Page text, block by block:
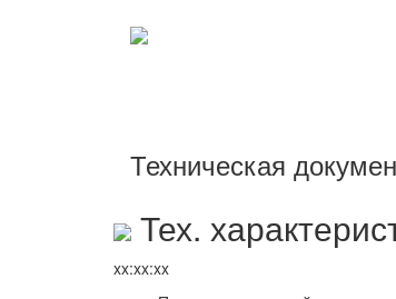
Техническая
Тех.
xx:xx:xx